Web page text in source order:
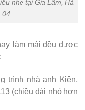
nhẹ tại Gia Lâm, Hà
04
làm mái đều được
trình nhà anh Kiên,
(chiều dài nhỏ hơn